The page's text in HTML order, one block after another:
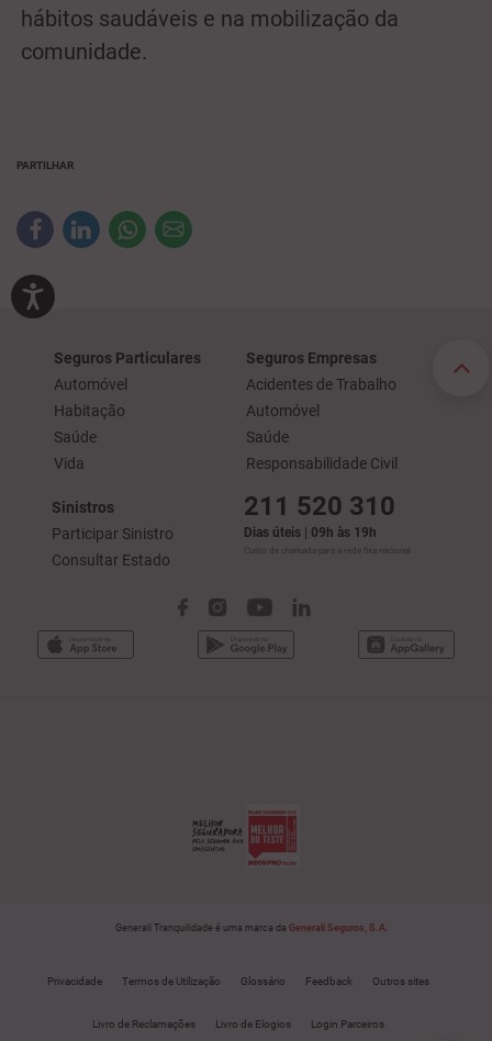
hábitos saudáveis e na mobilização da
comunidade.
PARTILHAR
Seguros Particulares
Automóvel
Habitação
Saúde
Vida
Seguros Empresas
Acidentes de Trabalho
Automóvel
Saúde
Responsabilidade Civil
Sinistros
Participar Sinistro
Consultar Estado
211 520 310
Dias úteis | 09h às 19h
Custo de chamada para a rede fixa nacional
Generali Tranquilidade é uma marca da Generali Seguros, S.A.
Privacidade Termos de Utilização Glossário Feedback Outros sites
Livro de Reclamações Livro de Elogios Login Parceiros